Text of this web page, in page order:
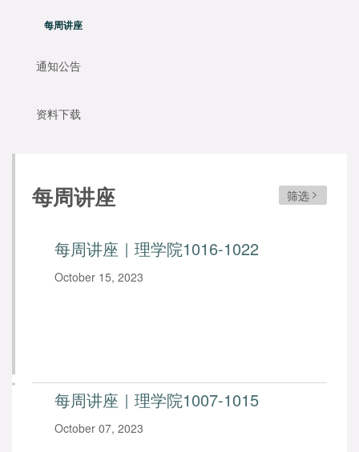
每周讲座
通知公告
资料下载
每周讲座 筛选
每周讲座｜理学院1016-1022
October 15, 2023
每周讲座｜理学院1007-1015
October 07, 2023